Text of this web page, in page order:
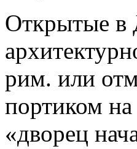
Открытые в
рим. или
портиком
«дворец